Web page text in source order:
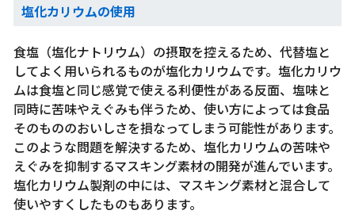
塩化カリウムの使用
食塩（塩化ナトリウム）の摂取を控えるため、代替塩と
してよく用いられるものが塩化カリウムです。塩化カリウ
ムは食塩と同じ感覚で使える利便性がある反面、塩味と
同時に苦味やえぐみも伴うため、使い方によっては食品
そのもののおいしさを損なってしまう可能性があります。
このような問題を解決するため、塩化カリウムの苦味や
えぐみを抑制するマスキング素材の開発が進んでいます。
塩化カリウム製剤の中には、マスキング素材と混合して
使いやすくしたものもあります。